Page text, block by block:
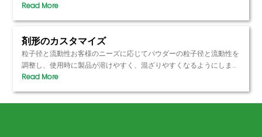
する。 保存料不使用：純粋な製品を追求するブランドには、保存料
剤形のカスタマイズ
粒子径と流動性お客様のニーズに応じてパウダーの粒子径と流動性を
調整し、使用時に製品が溶けやすく、混ざりやすくなるようにしま
す。 インスタントパウダー水やその他の液体に素早く溶けるインス